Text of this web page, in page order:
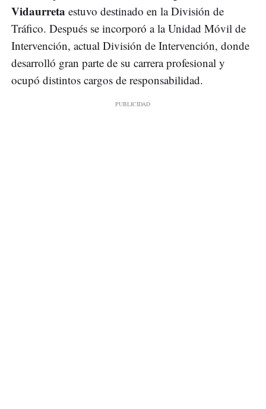
Vidaurreta estuvo destinado en la División de
Tráfico. Después se incorporó a la Unidad Móvil de
Intervención, actual División de Intervención, donde
desarrolló gran parte de su carrera profesional y
ocupó distintos cargos de responsabilidad.